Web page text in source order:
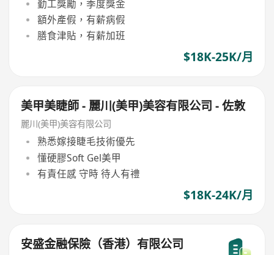
勤工獎勵，季度獎金
額外產假，有薪病假
膳食津貼，有薪加班
$18K-25K/月
美甲美睫師 - 麗川(美甲)美容有限公司 - 佐敦
麗川(美甲)美容有限公司
熟悉嫁接睫毛技術優先
懂硬膠Soft Gel美甲
有責任感 守時 待人有禮
$18K-24K/月
安盛金融保險（香港）有限公司